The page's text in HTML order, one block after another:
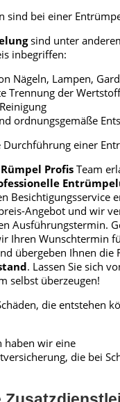
sind bei einer
sind unter
inbegriffen:
Nägeln, Lampen,
Trennung der
ordnungsgemäße
Durchführung einer
Rümpel Profis Team
Besichtigungsservice
Angebot und wir
Ausführungstermin.
Ihren Wunschtermin
übergeben Ihnen die
. Lassen Sie sich
selbst überzeugen!
die entstehen
haben wir eine
die bei